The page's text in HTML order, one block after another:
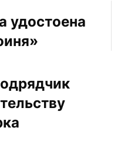
удостоена